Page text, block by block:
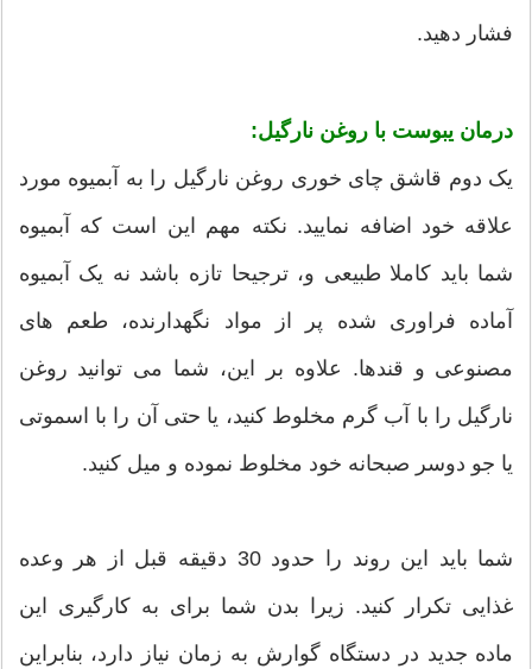
فشار دهید.
درمان یبوست با روغن نارگیل:
یک دوم قاشق چای خوری روغن نارگیل را به آبمیوه مورد
علاقه خود اضافه نمایید. نکته مهم این است که آبمیوه
شما باید کاملا طبیعی و، ترجیحا تازه باشد نه یک آبمیوه
آماده فراوری شده پر از مواد نگهدارنده، طعم های
مصنوعی و قندها. علاوه بر این، شما می توانید روغن
نارگیل را با آب گرم مخلوط کنید، یا حتی آن را با اسموتی
یا جو دوسر صبحانه خود مخلوط نموده و میل کنید.
شما باید این روند را حدود 30 دقیقه قبل از هر وعده
غذایی تکرار کنید. زیرا بدن شما برای به کارگیری این
ماده جدید در دستگاه گوارش به زمان نیاز دارد، بنابراین